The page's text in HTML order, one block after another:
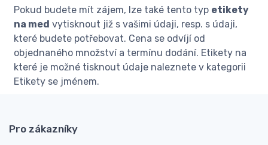
Pokud budete mít zájem, lze také tento typ etikety
na med vytisknout již s vašimi údaji, resp. s údaji,
které budete potřebovat. Cena se odvíjí od
objednaného množství a termínu dodání. Etikety na
které je možné tisknout údaje naleznete v kategorii
Etikety se jménem.
Pro zákazníky